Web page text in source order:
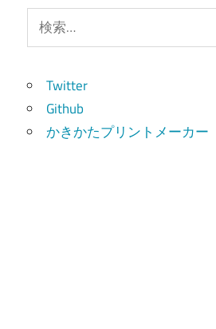
索:
Twitter
Github
かきかたプリントメーカー